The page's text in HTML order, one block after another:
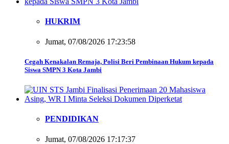
HUKRIM
Jumat, 07/08/2026 17:23:58
Cegah Kenakalan Remaja, Polisi Beri Pembinaan Hukum kepada
Siswa SMPN 3 Kota Jambi
PENDIDIKAN
Jumat, 07/08/2026 17:17:37